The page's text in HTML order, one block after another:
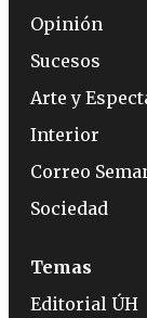
Opinión
Sucesos
Arte y
Interior
Correo
Sociedad
Temas
Editorial ÚH